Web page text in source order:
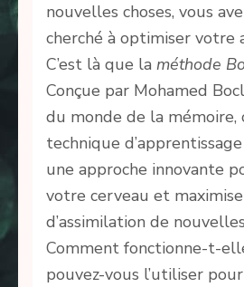
nouvelles choses, vous
cherché à optimiser votre
C’est là que la méthode
Conçue par Mohamed
du monde de la mémoire,
technique
une approche innovante
votre cerveau et
d’assimilation de
Comment fonctionne-t-
pouvez-vous l’utiliser